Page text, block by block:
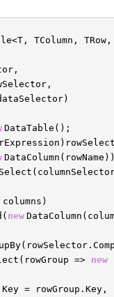
TColumn,
DataTable();
columns)
new
=> new
Key = rowGroup.Key,